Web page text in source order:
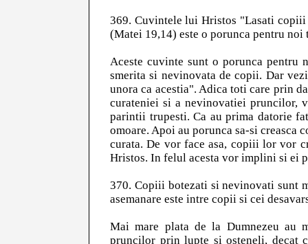
369. Cuvintele lui Hristos "Lasati copiii
(Matei 19,14) este o porunca pentru
Aceste cuvinte sunt o porunca pentru
smerita si nevinovata de copii. Dar
unora ca acestia". Adica toti care prin
curateniei si a nevinovatiei pruncilor,
parintii trupesti. Ca au prima datorie
omoare. Apoi au porunca sa-si
curata. De vor face asa, copiii lor vor
Hristos. In felul acesta vor implini si ei
370. Copiii botezati si nevinovati sunt
asemanare este intre copii si cei
Mai mare plata de la Dumnezeu au
pruncilor prin lupte si osteneli, decat